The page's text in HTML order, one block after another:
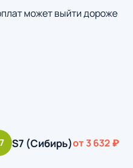
может выйти дороже
S7 (Сибирь)от 3 632 ₽